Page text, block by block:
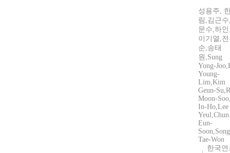
성용주,
림,김근
문수,하
이기열,
순,송태
원,Sung
Yong-
Young-
Lim,Kim
Geun-
Moon-
In-
Yeul,Chun
Eun-
Soon,Song
Tae-Won
한국연